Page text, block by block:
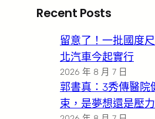
Recent Posts
留意了！一批國度
北汽車今起實行
2026 年 8 月 7 日
郭書真：3秀傳醫院
束，是夢想還是壓